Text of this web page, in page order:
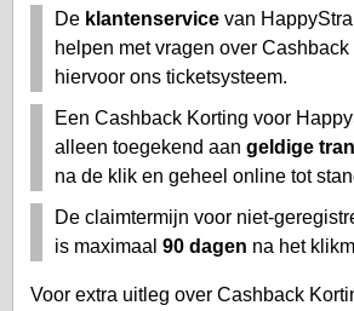
De klantenservice van
helpen met vragen over
hiervoor ons ticketsysteem.
Een Cashback Korting voor
alleen toegekend aan geldige
na de klik en geheel online tot
De claimtermijn voor niet-
is maximaal 90 dagen na het
Voor extra uitleg over Cashback